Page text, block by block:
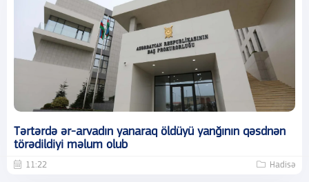
Tərtərdə ər-arvadın yanaraq öldüyü yanğının qəsdnən
törədildiyi məlum olub
11:22 Hadisə